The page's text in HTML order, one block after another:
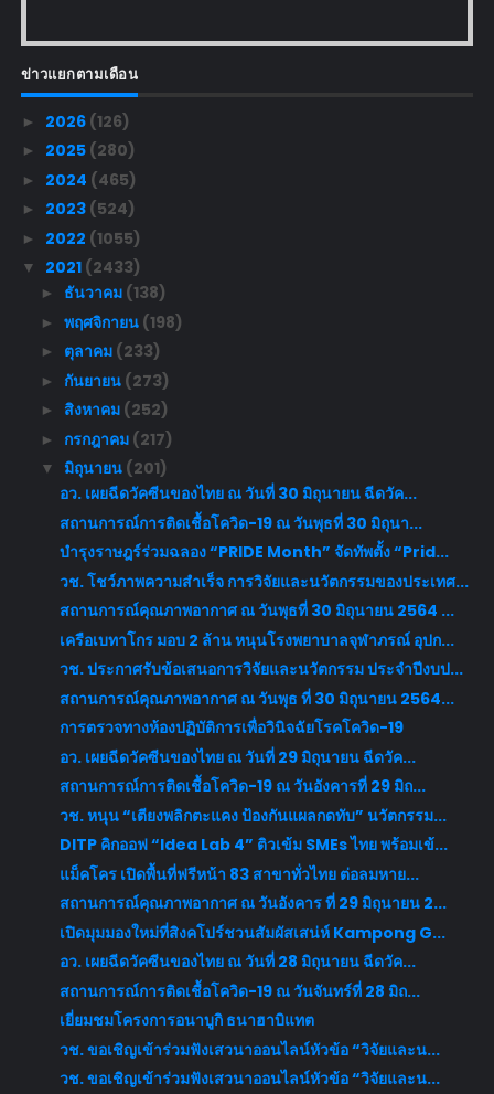
ข่าวแยกตามเดือน
► 2026 (126)
► 2025 (280)
► 2024 (465)
► 2023 (524)
► 2022 (1055)
▼ 2021 (2433)
► ธันวาคม (138)
► พฤศจิกายน (198)
► ตุลาคม (233)
► กันยายน (273)
► สิงหาคม (252)
► กรกฎาคม (217)
▼ มิถุนายน (201)
อว. เผยฉีดวัคซีนของไทย ณ วันที่ 30 มิถุนายน ฉีดวัค...
สถานการณ์การติดเชื้อโควิด-19 ณ วันพุธที่ 30 มิถุนา...
บำรุงราษฎร์ร่วมฉลอง “PRIDE Month” จัดทัพตั้ง “Prid...
วช. โชว์ภาพความสำเร็จ การวิจัยและนวัตกรรมของประเทศ...
สถานการณ์คุณภาพอากาศ ณ วันพุธที่ 30 มิถุนายน 2564 ...
เครือเบทาโกร มอบ 2 ล้าน หนุนโรงพยาบาลจุฬาภรณ์ อุปก...
วช. ประกาศรับข้อเสนอการวิจัยและนวัตกรรม ประจำปีงบป...
สถานการณ์คุณภาพอากาศ ณ วันพุธ ที่ 30 มิถุนายน 2564...
การตรวจทางห้องปฏิบัติการเพื่อวินิจฉัยโรคโควิด-19
อว. เผยฉีดวัคซีนของไทย ณ วันที่ 29 มิถุนายน ฉีดวัค...
สถานการณ์การติดเชื้อโควิด-19 ณ วันอังคารที่ 29 มิถ...
วช. หนุน “เตียงพลิกตะแคง ป้องกันแผลกดทับ” นวัตกรรม...
DITP คิกออฟ “Idea Lab 4” ติวเข้ม SMEs ไทย พร้อมเข้...
แม็คโคร เปิดพื้นที่ฟรีหน้า 83 สาขาทั่วไทย ต่อลมหาย...
สถานการณ์คุณภาพอากาศ ณ วันอังคาร ที่ 29 มิถุนายน 2...
เปิดมุมมองใหม่ที่สิงคโปร์ชวนสัมผัสเสน่ห์ Kampong G...
อว. เผยฉีดวัคซีนของไทย ณ วันที่ 28 มิถุนายน ฉีดวัค...
สถานการณ์การติดเชื้อโควิด-19 ณ วันจันทร์ที่ 28 มิถ...
เยี่ยมชมโครงการอนาบูกิ ธนาฮาบิแทต
วช. ขอเชิญเข้าร่วมฟังเสวนาออนไลน์หัวข้อ “วิจัยและน...
วช. ขอเชิญเข้าร่วมฟังเสวนาออนไลน์หัวข้อ “วิจัยและน...